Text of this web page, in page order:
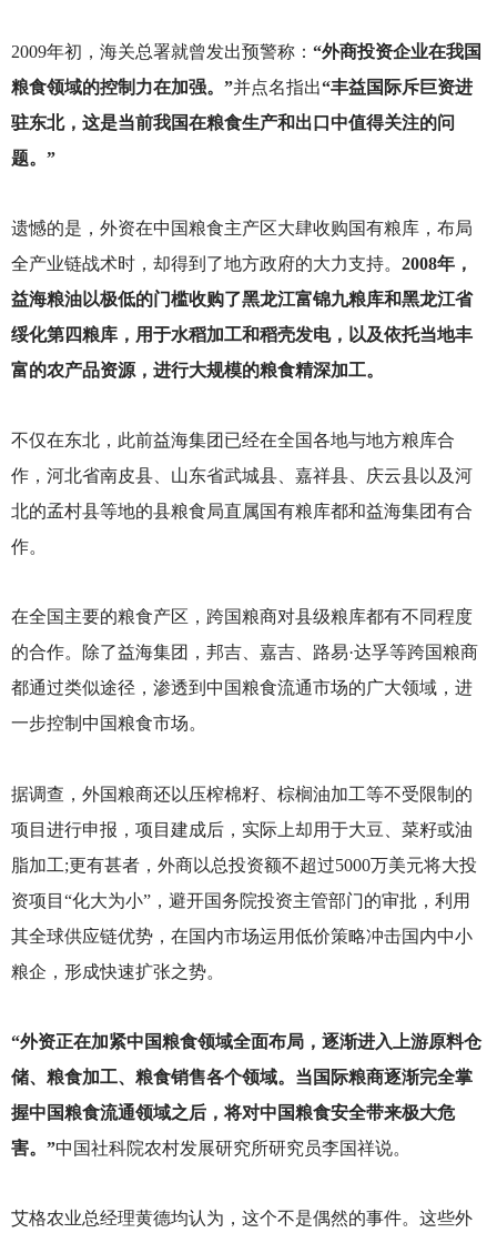
2009年初，海关总署就曾发出预警称： “外商投资企业在我国
粮食领域的控制力在加强。”并点名指出“丰益国际斥巨资进
驻东北，这是当前我国在粮食生产和出口中值得关注的问
题。”
遗憾的是，外资在中国粮食主产区大肆收购国有粮库，布局
全产业链战术时，却得到了地方政府的大力支持。 2008年，
益海粮油以极低的门槛收购了黑龙江富锦九粮库和黑龙江省
绥化第四粮库，用于水稻加工和稻壳发电，以及依托当地丰
富的农产品资源，进行大规模的粮食精深加工。
不仅在东北，此前益海集团已经在全国各地与地方粮库合
作，河北省南皮县、山东省武城县、嘉祥县、庆云县以及河
北的孟村县等地的县粮食局直属国有粮库都和益海集团有合
作。
在全国主要的粮食产区，跨国粮商对县级粮库都有不同程度
的合作。除了益海集团，邦吉、嘉吉、路易·达孚等跨国粮商
都通过类似途径，渗透到中国粮食流通市场的广大领域，进
一步控制中国粮食市场。
据调查，外国粮商还以压榨棉籽、棕榈油加工等不受限制的
项目进行申报，项目建成后，实际上却用于大豆、菜籽或油
脂加工;更有甚者，外商以总投资额不超过5000万美元将大投
资项目“化大为小”，避开国务院投资主管部门的审批，利用
其全球供应链优势，在国内市场运用低价策略冲击国内中小
粮企，形成快速扩张之势。
“外资正在加紧中国粮食领域全面布局，逐渐进入上游原料仓
储、粮食加工、粮食销售各个领域。当国际粮商逐渐完全掌
握中国粮食流通领域之后，将对中国粮食安全带来极大危
害。”中国社科院农村发展研究所研究员李国祥说。
艾格农业总经理黄德均认为，这个不是偶然的事件。这些外